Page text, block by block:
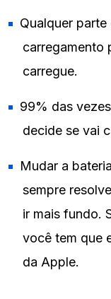
Qualquer
carregamento
carregue.
99% das
decide se vai
Mudar a
sempre
ir mais fundo.
você tem que
da Apple.